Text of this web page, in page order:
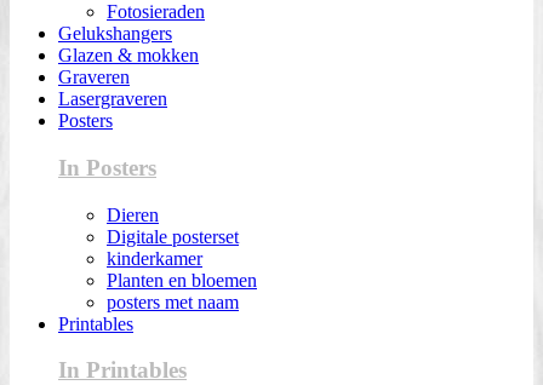
Fotosieraden
Gelukshangers
Glazen & mokken
Graveren
Lasergraveren
Posters
In Posters
Dieren
Digitale posterset
kinderkamer
Planten en bloemen
posters met naam
Printables
In Printables